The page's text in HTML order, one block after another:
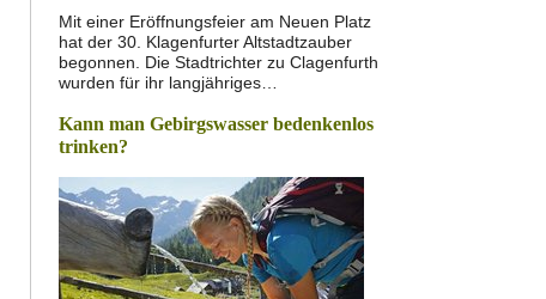
Mit einer Eröffnungsfeier am Neuen Platz
hat der 30. Klagenfurter Altstadtzauber
begonnen. Die Stadtrichter zu Clagenfurth
wurden für ihr langjähriges…
Kann man Gebirgswasser bedenkenlos
trinken?